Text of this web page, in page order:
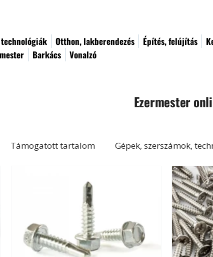
technológiák Otthon, lakberendezés Építés, felújítás
Barkács Vonalzó
Ezermester
Támogatott tartalom Gépek, szerszámok,
Női vonal Kismester
Oldtimer Kiadványok Szerkesztői